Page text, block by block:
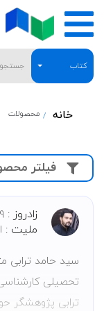
کتاب
خانه محصولات
فیلتر
زادروز :
ملیت :
تحصیلی
ترابی پژوهشگر